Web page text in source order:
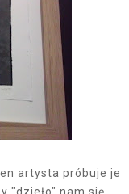
artysta próbuje je